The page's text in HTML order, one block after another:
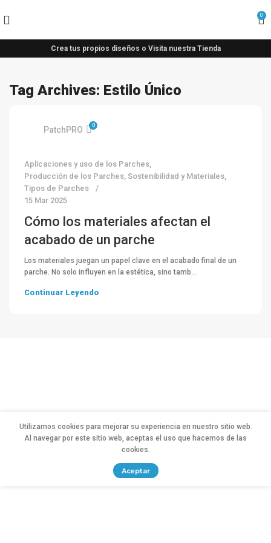
0
Crea tus propios diseños o Visita nuestra Tienda
Tag Archives: Estilo Único
PatchPRO 0
Aplicaciones y uso de los Parches,
Producción de los Parches, Sostenibilidad y Materiales,
Tipos de Parches
15 Mar 2025
Cómo los materiales afectan el
acabado de un parche
Los materiales juegan un papel clave en el acabado final de un
parche. No solo influyen en la estética, sino tamb...
Continuar Leyendo
Utilizamos cookies para mejorar su experiencia en nuestro sitio web.
Al navegar por este sitio web, aceptas el uso que hacemos de las
cookies.
Aceptar